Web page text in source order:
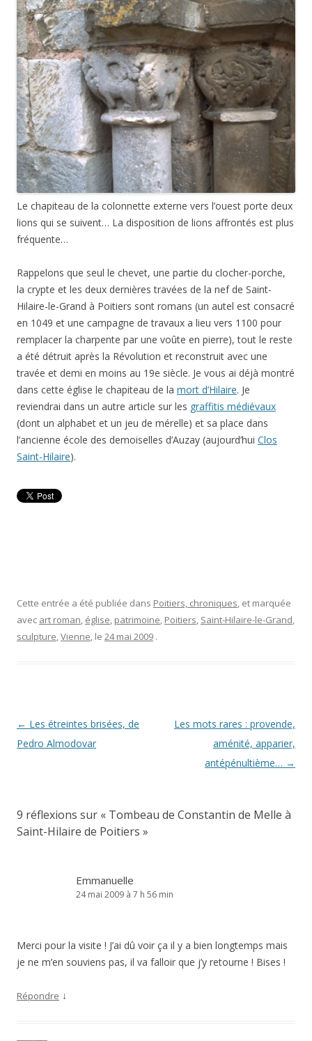
Le chapiteau de la colonnette externe vers l’ouest porte deux
lions qui se suivent… La disposition de lions affrontés est plus
fréquente…
Rappelons que seul le chevet, une partie du clocher-porche,
la crypte et les deux dernières travées de la nef de Saint-
Hilaire-le-Grand à Poitiers sont romans (un autel est consacré
en 1049 et une campagne de travaux a lieu vers 1100 pour
remplacer la charpente par une voûte en pierre), tout le reste
a été détruit après la Révolution et reconstruit avec une
travée et demi en moins au 19e siècle. Je vous ai déjà montré
dans cette église le chapiteau de la mort d’Hilaire. Je
reviendrai dans un autre article sur les graffitis médiévaux
(dont un alphabet et un jeu de mérelle) et sa place dans
l’ancienne école des demoiselles d’Auzay (aujourd’hui Clos
Saint-Hilaire).
Cette entrée a été publiée dans Poitiers, chroniques, et marquée
avec art roman, église, patrimoine, Poitiers, Saint-Hilaire-le-Grand,
sculpture,Vienne, le 24 mai 2009 .
Navigation
des
← Les étreintes brisées, de
Pedro Almodovar
Les mots rares : provende,
aménité, apparier,
antépénultième… →
9 réflexions sur « Tombeau de Constantin de Melle à
Saint-Hilaire de Poitiers »
Emmanuelle
24 mai 2009 à 7 h 56 min
Merci pour la visite ! J’ai dû voir ça il y a bien longtemps mais
je ne m’en souviens pas, il va falloir que j’y retourne ! Bises !
Répondre ↓